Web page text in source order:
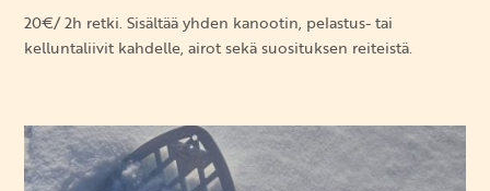
20€/ 2h retki. Sisältää yhden kanootin, pelastus- tai
kelluntaliivit kahdelle, airot sekä suosituksen reiteistä.